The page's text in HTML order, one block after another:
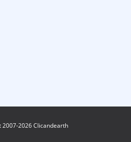
2007-2026 Clicandearth